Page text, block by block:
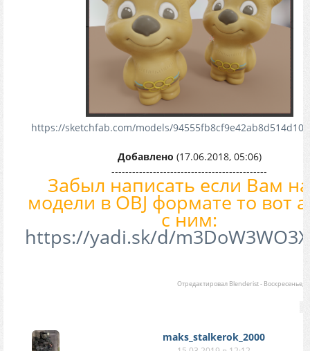
https://sketchfab.com/models/
Добавлено (17.06.2018, 05:06)
---------------------------------------------
Забыл написать если Вам
модели в OBJ формате то вот
с ним:
https://yadi.sk/d/
Отредактировал Blenderist- Воскресенье,
maks_stalkerok_2000